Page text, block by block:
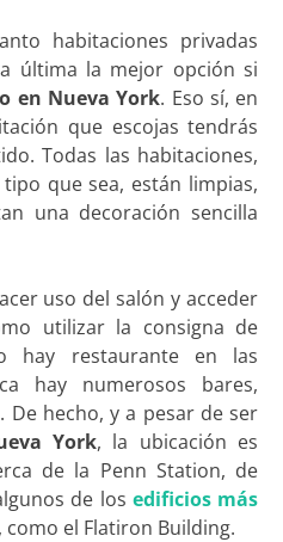
habitaciones privadas
última la mejor opción si
en Nueva York. Eso sí, en
que escojas tendrás
Todas las habitaciones,
que sea, están limpias,
una decoración sencilla
uso del salón y acceder
utilizar la consigna de
hay restaurante en las
hay numerosos bares,
De hecho, y a pesar de ser
York, la ubicación es
de la Penn Station, de
de los edificios más
como el Flatiron Building.